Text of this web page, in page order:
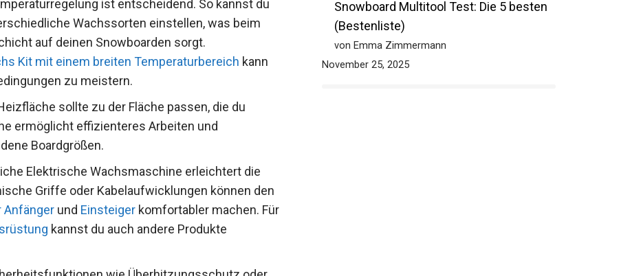
ist entscheidend. So kannst du
Wachssorten einstellen, was beim
auf deinen Snowboarden sorgt.
Kit mit einem breiten Temperaturbereich
zu meistern.
sollte zu der Fläche passen, die du
ermöglicht effizienteres Arbeiten und
Boardgrößen.
Elektrische Wachsmaschine erleichtert die
Griffe oder Kabelaufwicklungen können
für Anfängerund Einsteigerkomfortabler
zu
Snowboard Multitool Test: Die 5 besten
(Bestenliste)
von Emma Zimmermann